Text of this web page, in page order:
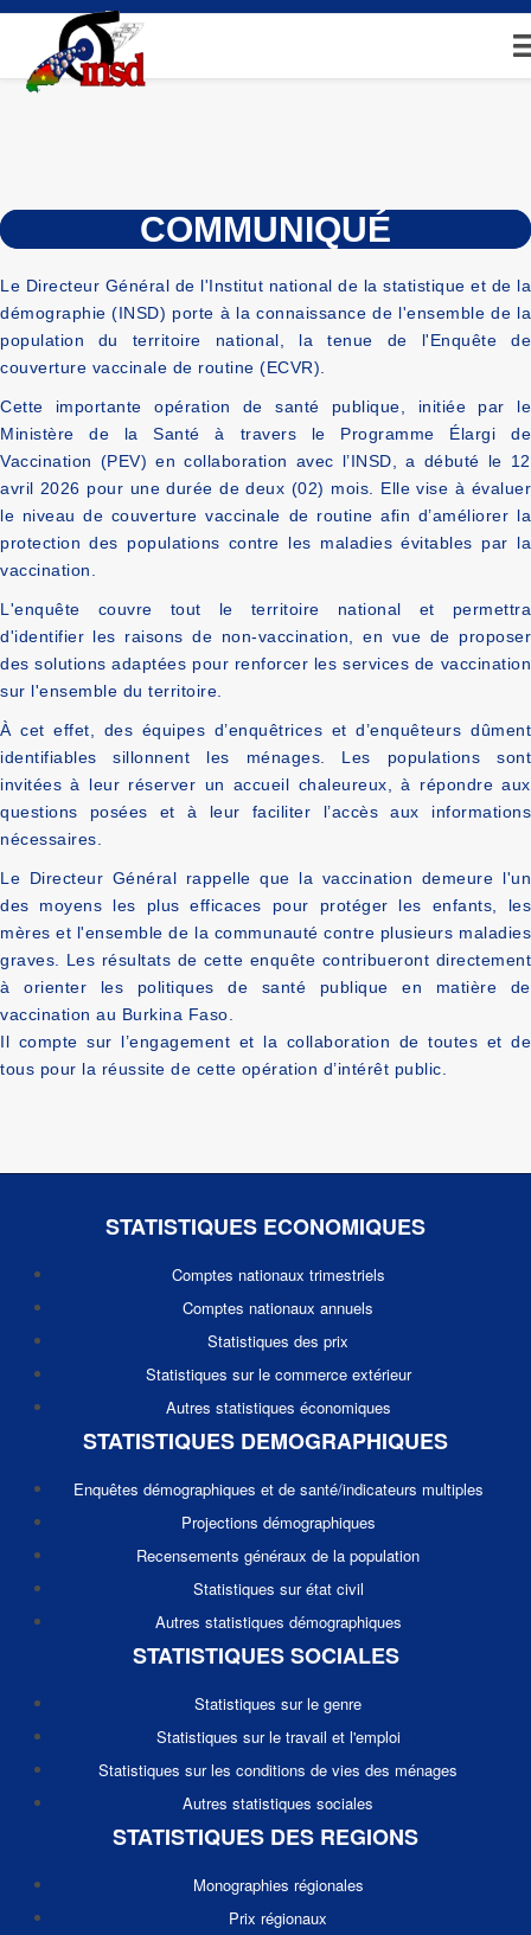
Aller
contenu
principal
COMMUNIQUÉ
Le Directeur Général de l'Institut national de la statistique et de la
démographie (INSD) porte à la connaissance de l'ensemble de la
population du territoire national, la tenue de l'Enquête de
couverture vaccinale de routine (ECVR).
Cette importante opération de santé publique, initiée par le
Ministère de la Santé à travers le Programme Élargi de
Vaccination (PEV) en collaboration avec l’INSD, a débuté le 12
avril 2026 pour une durée de deux (02) mois. Elle vise à évaluer
le niveau de couverture vaccinale de routine afin d’améliorer la
protection des populations contre les maladies évitables par la
vaccination.
L'enquête couvre tout le territoire national et permettra
d'identifier les raisons de non-vaccination, en vue de proposer
des solutions adaptées pour renforcer les services de vaccination
sur l'ensemble du territoire.
À cet effet, des équipes d’enquêtrices et d’enquêteurs dûment
identifiables sillonnent les ménages. Les populations sont
invitées à leur réserver un accueil chaleureux, à répondre aux
questions posées et à leur faciliter l’accès aux informations
nécessaires.
Le Directeur Général rappelle que la vaccination demeure l'un
des moyens les plus efficaces pour protéger les enfants, les
mères et l'ensemble de la communauté contre plusieurs maladies
graves. Les résultats de cette enquête contribueront directement
à orienter les politiques de santé publique en matière de
vaccination au Burkina Faso.
Il compte sur l’engagement et la collaboration de toutes et de
tous pour la réussite de cette opération d’intérêt public.
STATISTIQUES ECONOMIQUES
Comptes nationaux trimestriels
Comptes nationaux annuels
Statistiques des prix
Statistiques sur le commerce extérieur
Autres statistiques économiques
STATISTIQUES DEMOGRAPHIQUES
Enquêtes démographiques et de santé/indicateurs multiples
Projections démographiques
Recensements généraux de la population
Statistiques sur état civil
Autres statistiques démographiques
STATISTIQUES SOCIALES
Statistiques sur le genre
Statistiques sur le travail et l'emploi
Statistiques sur les conditions de vies des ménages
Autres statistiques sociales
STATISTIQUES DES REGIONS
Monographies régionales
Prix régionaux